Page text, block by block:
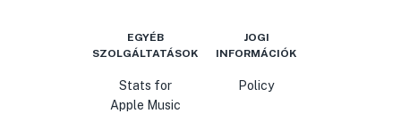
EGYÉB
SZOLGÁLTATÁSOK
Stats for
Apple Music
JOGI
INFORMÁCIÓK
Policy